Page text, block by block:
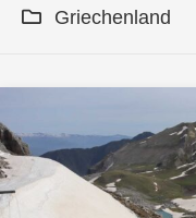
Griechenland